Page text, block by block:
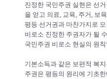
진정한 국민주권 실현은 선
을 얻고 의료, 교육, 주거, 보
평등 선거권과 마찬가지로
비로소 진정한 주권자가 될
국민주권 비로소 현실의 원칙
기본소득과 같은 보편적 복
주권은 평등의 원리에 기초